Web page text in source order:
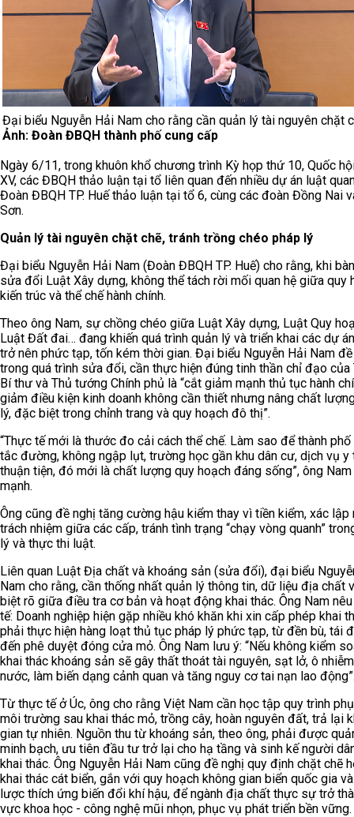
Đại biểu Nguyễn Hải Nam cho rằng cần quản lý tài nguyên chặt
Ảnh: Đoàn ĐBQH thành phố cung cấp
Ngày 6/11, trong khuôn khổ chương trình Kỳ họp thứ 10, Quốc
XV, các ĐBQH thảo luận tại tổ liên quan đến nhiều dự án luật
Đoàn ĐBQH TP. Huế thảo luận tại tổ 6, cùng các đoàn Đồng Nai
Sơn.
Quản lý tài nguyên chặt chẽ, tránh trồng chéo pháp lý
Đại biểu Nguyễn Hải Nam (Đoàn ĐBQH TP. Huế) cho rằng, khi
sửa đổi Luật Xây dựng, không thể tách rời mối quan hệ giữa quy
kiến trúc và thể chế hành chính.
Theo ông Nam, sự chồng chéo giữa Luật Xây dựng, Luật Quy
Luật Đất đai… đang khiến quá trình quản lý và triển khai các dự
trở nên phức tạp, tốn kém thời gian. Đại biểu Nguyễn Hải Nam
trong quá trình sửa đổi, cần thực hiện đúng tinh thần chỉ đạo của
Bí thư và Thủ tướng Chính phủ là “cắt giảm mạnh thủ tục hành
giảm điều kiện kinh doanh không cần thiết nhưng nâng chất
lý, đặc biệt trong chỉnh trang và quy hoạch đô thị”.
“Thực tế mới là thước đo cải cách thể chế. Làm sao để thành phố
tắc đường, không ngập lụt, trường học gần khu dân cư, dịch vụ y
thuận tiện, đó mới là chất lượng quy hoạch đáng sống”, ông Nam
mạnh.
Ông cũng đề nghị tăng cường hậu kiểm thay vì tiền kiểm, xác lập
trách nhiệm giữa các cấp, tránh tình trạng “chạy vòng quanh”
lý và thực thi luật.
Liên quan Luật Địa chất và khoáng sản (sửa đổi), đại biểu
Nam cho rằng, cần thống nhất quản lý thông tin, dữ liệu địa chất
biệt rõ giữa điều tra cơ bản và hoạt động khai thác. Ông Nam
tế: Doanh nghiệp hiện gặp nhiều khó khăn khi xin cấp phép khai
phải thực hiện hàng loạt thủ tục pháp lý phức tạp, từ đền bù, tái
đến phê duyệt đóng cửa mỏ. Ông Nam lưu ý: “Nếu không kiểm
khai thác khoáng sản sẽ gây thất thoát tài nguyên, sạt lở, ô
nước, làm biến dạng cảnh quan và tăng nguy cơ tai nạn lao
Từ thực tế ở Úc, ông cho rằng Việt Nam cần học tập quy trình
môi trường sau khai thác mỏ, trồng cây, hoàn nguyên đất, trả lại
gian tự nhiên. Nguồn thu từ khoáng sản, theo ông, phải được
minh bạch, ưu tiên đầu tư trở lại cho hạ tầng và sinh kế người
khai thác. Ông Nguyễn Hải Nam cũng đề nghị quy định chặt chẽ
khai thác cát biển, gắn với quy hoạch không gian biển quốc gia
lược thích ứng biến đổi khí hậu, để ngành địa chất thực sự trở
vực khoa học - công nghệ mũi nhọn, phục vụ phát triển bền vững.